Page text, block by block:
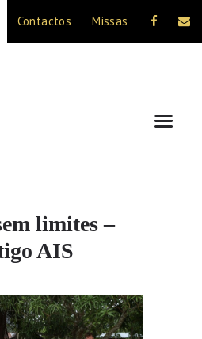
Contactos Missas
limites –
AIS